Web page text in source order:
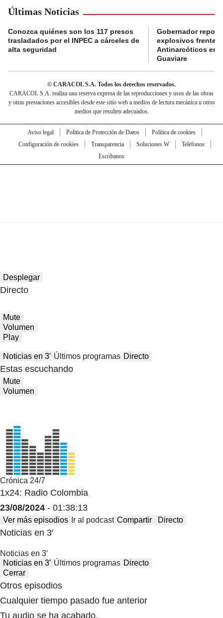
Últimas Noticias
Conozca quiénes son los 117 presos
trasladados por el INPEC a cárceles de
alta seguridad
Gobernador
explosivos frente a
Antinarcóticos en
Guaviare
© CARACOL S.A. Todos los derechos reservados.
CARACOL S.A. realiza una reserva expresa de las reproducciones y usos de las obras
y otras prestaciones accesibles desde este sitio web a medios de lectura mecánica u otros
medios que resulten adecuados.
Aviso legal Política de Protección de Datos
Política de cookies
Configuración de cookies
Transparencia Soluciones W
Teléfonos
Escríbanos
Desplegar
Directo
Mute
Volumen
Play
Noticias en 3′ Últimos programas Directo
Estas escuchando
Mute
Volumen
Crónica 24/7
1x24: Radio Colombia
23/08/2024 - 01:38:13
Ver más episodios Ir al podcast Compartir Directo
Noticias en 3′
Noticias en 3′
Noticias en 3′ Últimos programas Directo
Cerrar
Otros episodios
Cualquier tiempo pasado fue anterior
Tu audio se ha acabado.